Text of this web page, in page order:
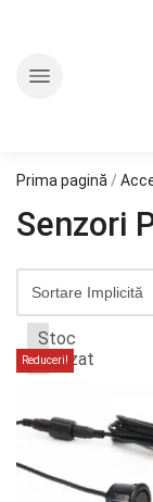
Prima pagină /
Senzori
Reduceri!
Stoc
epuizat